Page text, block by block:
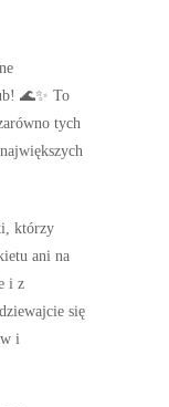
🌊✨ To
tych
którzy
ani na
i z
się
i